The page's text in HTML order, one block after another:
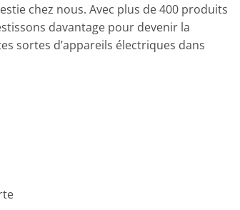
chez nous. Avec plus de 400 produits
davantage pour devenir la
sortes d’appareils électriques dans